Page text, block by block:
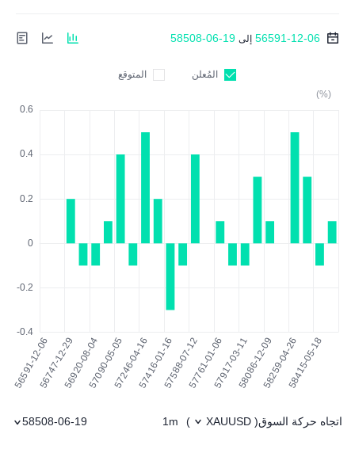
56591-12-06 إلى 58508-06-19
المُعلن
المتوقع
(%)
اتجاه حركة السوق(
XAUUSD
)
1m
58508-06-19